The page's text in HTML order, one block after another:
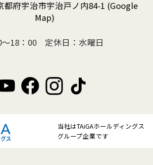
都府宇治市宇治戸ノ内84-1 (Google
Map)
～18：00 定休日：水曜日
当社はTAiGAホールディングス
グループ企業です